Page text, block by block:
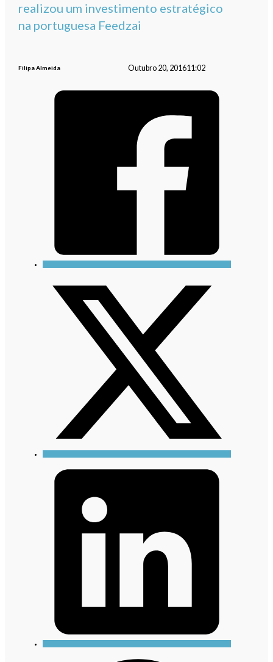
realizou um investimento estratégico
na portuguesa Feedzai
Filipa Almeida Outubro 20, 201611:02